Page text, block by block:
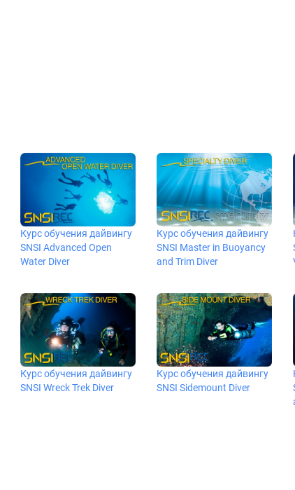
Курс обучения дайвингу
SNSI Advanced Open
Water Diver
Курс обучения дайвингу
SNSI Master in Buoyancy
and Trim Diver
Курс обучения дайвингу
SNSI Wreck Trek Diver
Курс обучения дайвингу
SNSI Sidemount Diver